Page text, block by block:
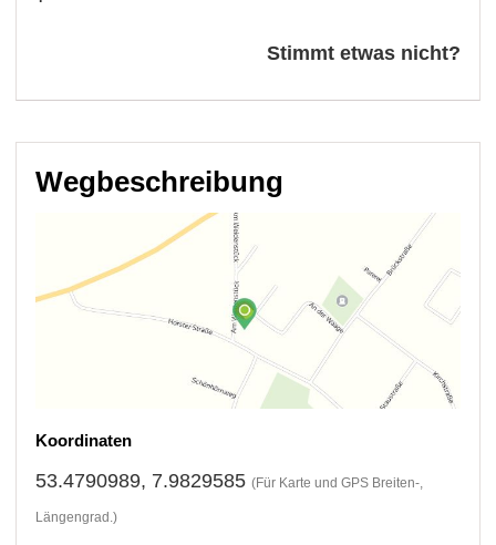
Stimmt etwas nicht?
Wegbeschreibung
Koordinaten
53.4790989, 7.9829585 (Für Karte und GPS Breiten-,
Längengrad.)